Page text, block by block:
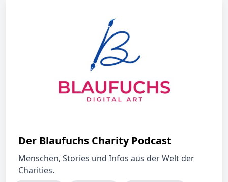
Der Blaufuchs Charity Podcast
Menschen, Stories und Infos aus der Welt der
Charities.